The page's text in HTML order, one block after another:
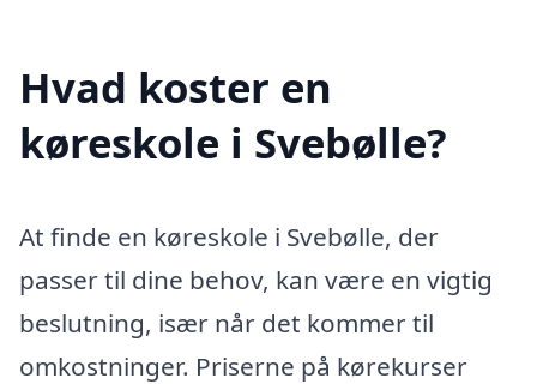
Hvad koster en
køreskole i Svebølle?
At finde en køreskole i Svebølle, der
passer til dine behov, kan være en vigtig
beslutning, især når det kommer til
omkostninger. Priserne på kørekurser